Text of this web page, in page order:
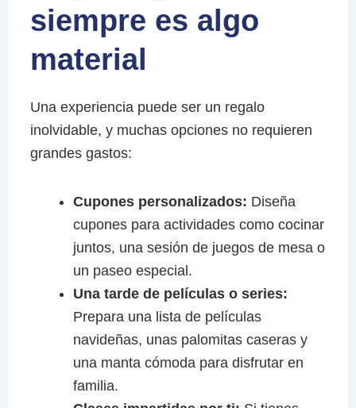
siempre es algo
material
Una experiencia puede ser un regalo
inolvidable, y muchas opciones no requieren
grandes gastos:
Cupones personalizados: Diseña
cupones para actividades como cocinar
juntos, una sesión de juegos de mesa o
un paseo especial.
Una tarde de películas o series:
Prepara una lista de películas
navideñas, unas palomitas caseras y
una manta cómoda para disfrutar en
familia.